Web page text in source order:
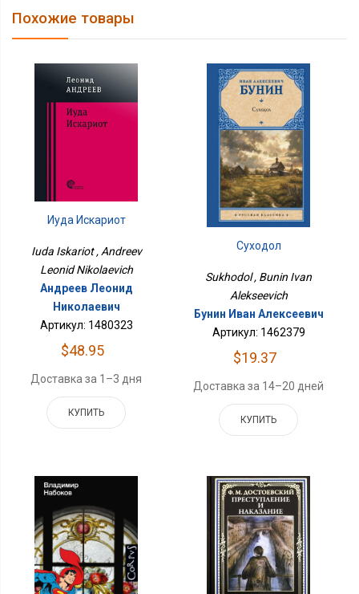
Похожие товары
Иуда Искариот
Iuda Iskariot , Andreev
Leonid Nikolaevich
Андреев Леонид
Николаевич
Артикул: 1480323
$48.95
Доставка за 1–3 дня
КУПИТЬ
Суходол
Sukhodol , Bunin Ivan
Alekseevich
Бунин Иван Алексеевич
Артикул: 1462379
$19.37
Доставка за 14–20 дней
КУПИТЬ